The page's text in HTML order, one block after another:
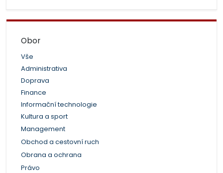
Obor
Vše
Administrativa
Doprava
Finance
Informační technologie
Kultura a sport
Management
Obchod a cestovní ruch
Obrana a ochrana
Právo